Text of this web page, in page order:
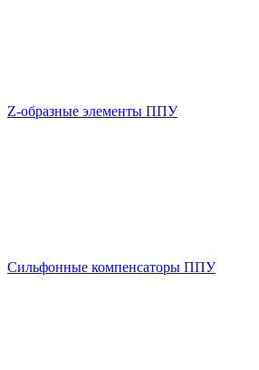
Z-образные элементы ППУ
Сильфонные компенсаторы ППУ